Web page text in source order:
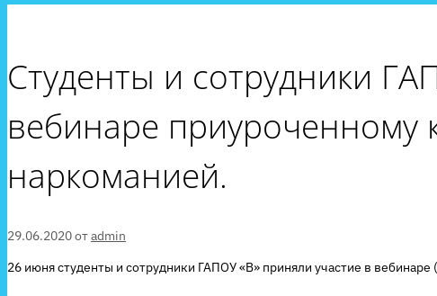
Студенты и сотрудники
вебинаре
наркоманией.
29.06.2020отadmin
26 июня студенты и сотрудники ГАПОУ «В» приняли участие в